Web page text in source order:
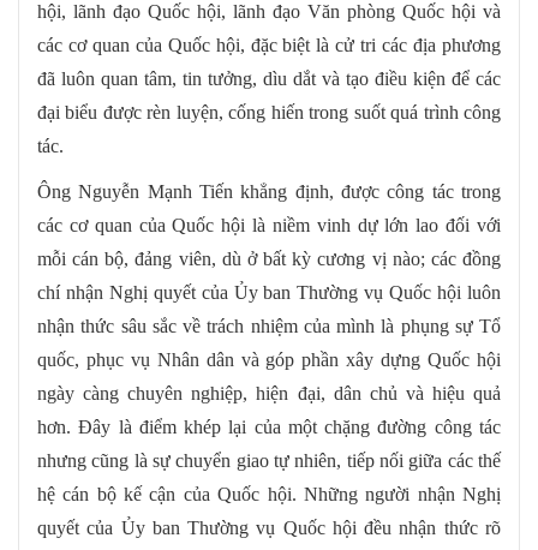
hội, lãnh đạo Quốc hội, lãnh đạo Văn phòng Quốc hội và
các cơ quan của Quốc hội, đặc biệt là cử tri các địa phương
đã luôn quan tâm, tin tưởng, dìu dắt và tạo điều kiện để các
đại biểu được rèn luyện, cống hiến trong suốt quá trình công
tác.
Ông Nguyễn Mạnh Tiến khẳng định, được công tác trong
các cơ quan của Quốc hội là niềm vinh dự lớn lao đối với
mỗi cán bộ, đảng viên, dù ở bất kỳ cương vị nào; các đồng
chí nhận Nghị quyết của Ủy ban Thường vụ Quốc hội luôn
nhận thức sâu sắc về trách nhiệm của mình là phụng sự Tổ
quốc, phục vụ Nhân dân và góp phần xây dựng Quốc hội
ngày càng chuyên nghiệp, hiện đại, dân chủ và hiệu quả
hơn. Đây là điểm khép lại của một chặng đường công tác
nhưng cũng là sự chuyển giao tự nhiên, tiếp nối giữa các thế
hệ cán bộ kế cận của Quốc hội. Những người nhận Nghị
quyết của Ủy ban Thường vụ Quốc hội đều nhận thức rõ